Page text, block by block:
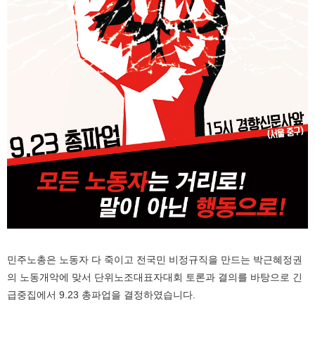
민주노총은 노동자 다 죽이고 전국민 비정규직을 만드는 박근혜정권
의 노동개악에 맞서 단위노조대표자대회 토론과 결의를 바탕으로 긴
급중집에서 9.23 총파업을 결정하였습니다.